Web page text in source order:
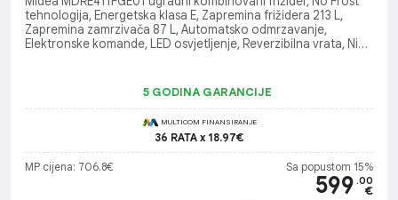
tehnologija, Energetska klasa E, Zapremina frižidera 213 L,
Zapremina zamrzivača 87 L, Automatsko odmrzavanje,
Elektronske komande, LED osvjetljenje, Reverzibilna vrata, Nivo
5 GODINA GARANCIJE
MULTICOM FINANSIRANJE
36 RATA x 18.97€
MP cijena: 706.8€ Sa popustom 15%
599 .00
€